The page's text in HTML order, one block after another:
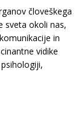
človeškega
sveta okoli nas,
in
vidike